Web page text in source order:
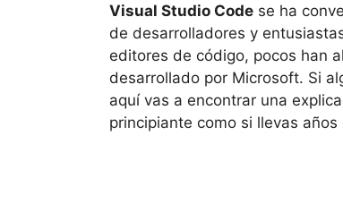
Visual Studio Code se ha
de desarrolladores y
editores de código, pocos han
desarrollado por Microsoft. Si
aquí vas a encontrar una
principiante como si llevas